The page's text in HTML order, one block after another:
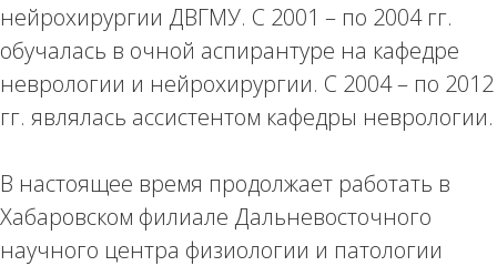
нейрохирургии ДВГМУ. С 2001 – по 2004 гг.
обучалась в очной аспирантуре на кафедре
неврологии и нейрохирургии. С 2004 – по 2012
гг. являлась ассистентом кафедры неврологии.
В настоящее время продолжает работать в
Хабаровском филиале Дальневосточного
научного центра физиологии и патологии